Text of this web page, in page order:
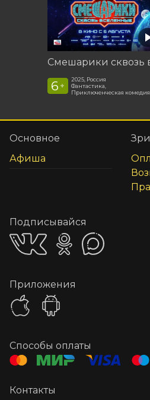
6 +
2025, Россия
Фантастика,
Приключенческая комедия
Основное
Афиша
Подписывайся
Приложения
Способы оплаты
Контакты